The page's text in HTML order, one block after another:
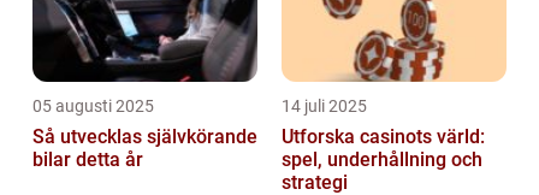
05 augusti 2025
Så utvecklas självkörande
bilar detta år
14 juli 2025
Utforska casinots värld:
spel, underhållning och
strategi